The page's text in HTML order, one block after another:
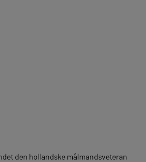
den hollandske målmandsveteran